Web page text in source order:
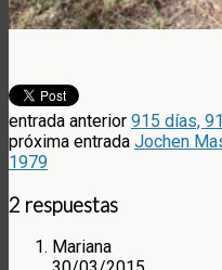
entrada anterior 915 días,
próxima entrada Jochen
1979
2 respuestas
Mariana